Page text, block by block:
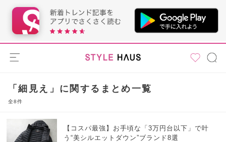
「細見え」に関するまとめ一覧
全8件
【コスパ最強】お手頃な「3万円台以下」で叶
う“美シルエットダウン”ブランド8選